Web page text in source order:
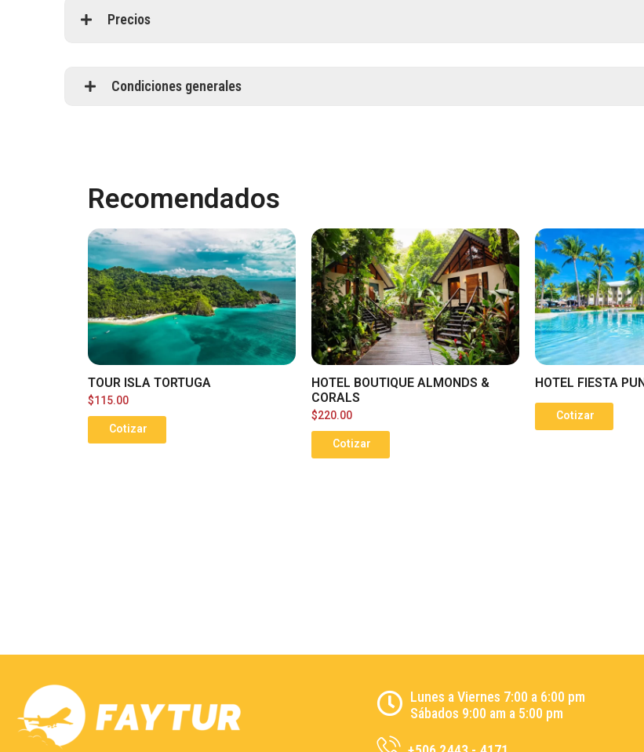
Precios
Condiciones generales
Recomendados
TOUR ISLA TORTUGA
$115.00
Cotizar
HOTEL BOUTIQUE ALMONDS &
CORALS
$220.00
Cotizar
HOTEL FIESTA
Cotizar
Lunes a Viernes 7:00 a 6:00 pm
Sábados 9:00 am a 5:00 pm